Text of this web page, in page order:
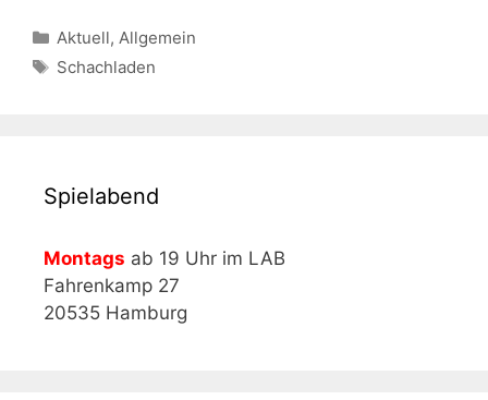
Kategorien
Aktuell, Allgemein
Schlagwörter
Schachladen
Spielabend
Montags ab 19 Uhr im LAB
Fahrenkamp 27
20535 Hamburg